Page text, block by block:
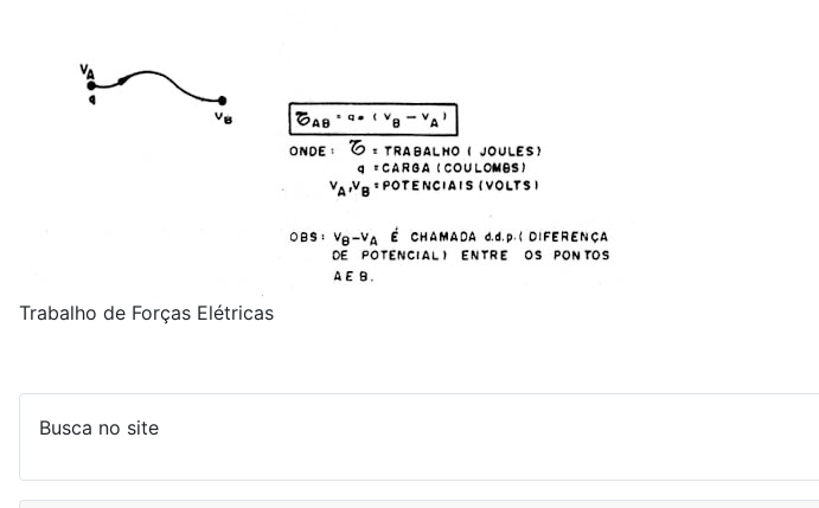
Trabalho de Forças Elétricas
Busca no site